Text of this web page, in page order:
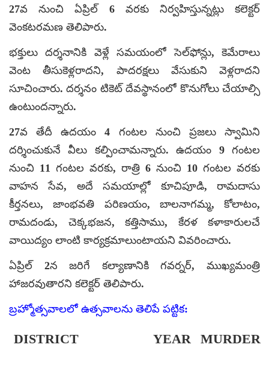
27వ నుంచి ఏప్రిల్ 6 వరకు నిర్వహిస్తున్నట్లు కలెక్టర్
వెంకటరమణ తెలిపారు.
భక్తులు దర్శనానికి వెళ్లే సమయంలో సెల్‌ఫోన్లు, కెమేరాలు
వెంట తీసుకెళ్లరాదని, పాదరక్షలు వేసుకుని వెళ్లరాదని
సూచించారు. దర్శనం టికెట్ దేవస్థానంలో కొనుగోలు చేయాల్సి
ఉంటుందన్నారు.
27వ తేదీ ఉదయం 4 గంటల నుంచి ప్రజలు స్వామిని
దర్శించుకునే వీలు కల్పించామన్నారు. ఉదయం 9 గంటల
నుంచి 11 గంటల వరకు, రాత్రి 6 నుంచి 10 గంటల వరకు
వాహన సేవ, అదే సమయాల్లో కూచిపూడి, రామదాసు
కీర్తనలు, జాంభవతి పరిణయం, బాలనాగమ్మ, కోలాటం,
రామదండు, చెక్కభజన, కత్తిసాము, కేరళ కళాకారులచే
వాయిద్యం లాంటి కార్యక్రమాలుంటాయని వివరించారు.
ఏప్రిల్ 2న జరిగే కల్యాణానికి గవర్నర్, ముఖ్యమంత్రి
హాజరవుతారని కలెక్టర్ తెలిపారు.
బ్రహ్మోత్సవాలలో ఉత్సవాలను తెలిపే పట్టిక:
DISTRICT YEAR MURDER